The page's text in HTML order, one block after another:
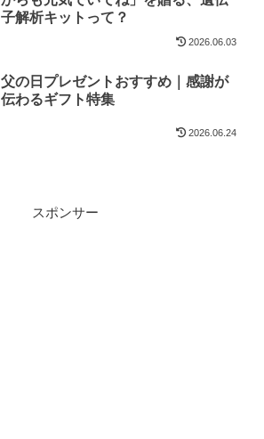
子解析キットって？
2026.06.03
父の日プレゼントおすすめ｜感謝が
伝わるギフト特集
2026.06.24
スポンサー